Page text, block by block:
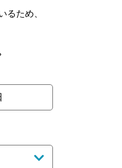
るため、